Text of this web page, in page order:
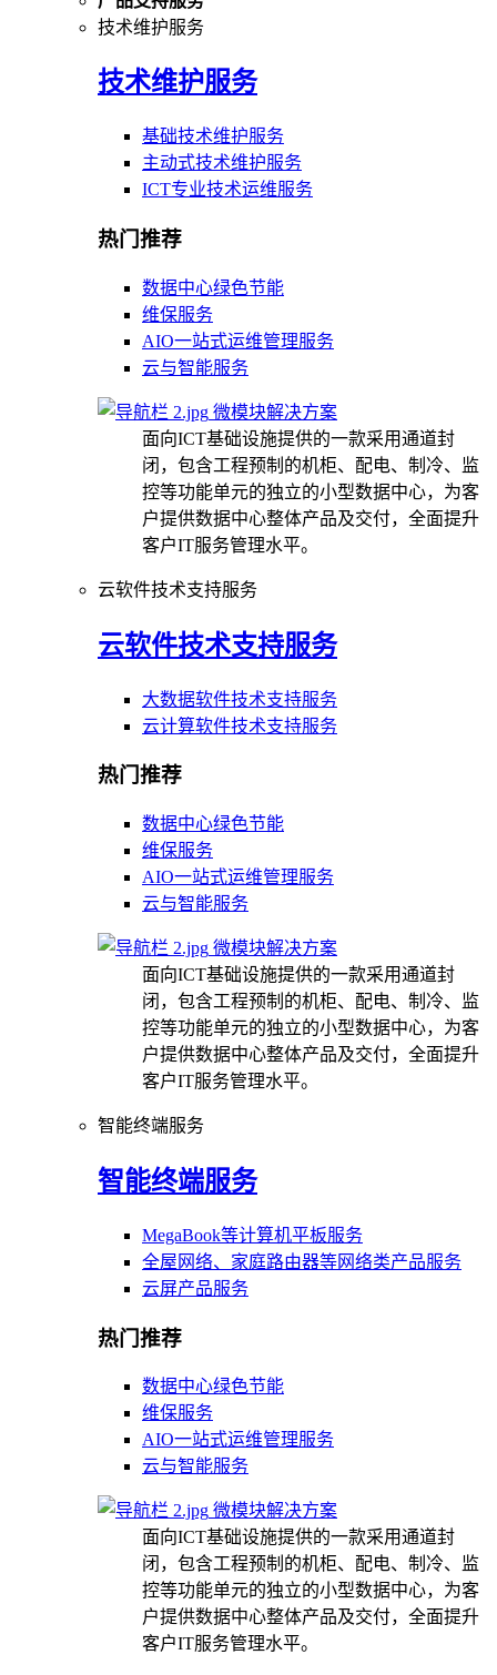
技术维护服务
技术维护服务
基础技术维护服务
主动式技术维护服务
ICT专业技术运维服务
热门推荐
数据中心绿色节能
维保服务
AIO一站式运维管理服务
云与智能服务
微模块解决方案
面向ICT基础设施提供的一款采用通道封
闭，包含工程预制的机柜、配电、制冷、监
控等功能单元的独立的小型数据中心，为客
户提供数据中心整体产品及交付，全面提升
客户IT服务管理水平。
云软件技术支持服务
云软件技术支持服务
大数据软件技术支持服务
云计算软件技术支持服务
热门推荐
数据中心绿色节能
维保服务
AIO一站式运维管理服务
云与智能服务
微模块解决方案
面向ICT基础设施提供的一款采用通道封
闭，包含工程预制的机柜、配电、制冷、监
控等功能单元的独立的小型数据中心，为客
户提供数据中心整体产品及交付，全面提升
客户IT服务管理水平。
智能终端服务
智能终端服务
MegaBook等计算机平板服务
全屋网络、家庭路由器等网络类产品服务
云屏产品服务
热门推荐
数据中心绿色节能
维保服务
AIO一站式运维管理服务
云与智能服务
微模块解决方案
面向ICT基础设施提供的一款采用通道封
闭，包含工程预制的机柜、配电、制冷、监
控等功能单元的独立的小型数据中心，为客
户提供数据中心整体产品及交付，全面提升
客户IT服务管理水平。